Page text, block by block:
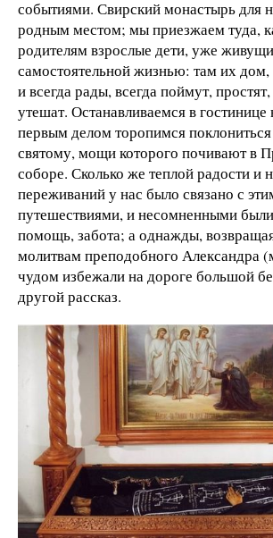
событиями. Свирский монастырь для
родным местом; мы приезжаем туда,
родителям взрослые дети, уже
самостоятельной жизнью: там их дом,
и всегда рады, всегда поймут,
утешат. Останавливаемся в гостинице
первым делом торопимся
святому, мощи которого почивают в
соборе. Сколько же теплой радости и
переживаний у нас было связано с
путешествиями, и несомненными
помощь, забота; а однажды,
молитвам преподобного Александра
чудом избежали на дороге большой
другой рассказ.